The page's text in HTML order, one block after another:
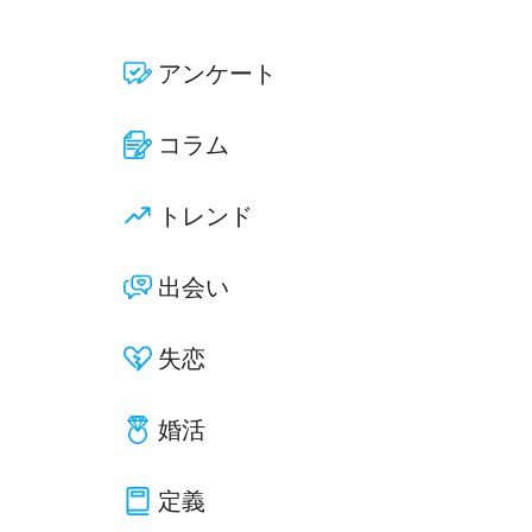
アンケート
コラム
トレンド
出会い
失恋
婚活
定義